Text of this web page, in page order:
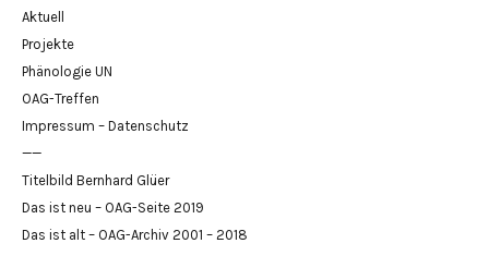
Aktuell
Projekte
Phänologie UN
OAG-Treffen
Impressum – Datenschutz
——
Titelbild Bernhard Glüer
Das ist neu – OAG-Seite 2019
Das ist alt – OAG-Archiv 2001 – 2018